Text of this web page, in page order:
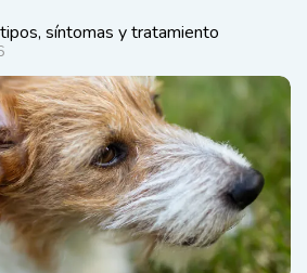
síntomas y tratamiento